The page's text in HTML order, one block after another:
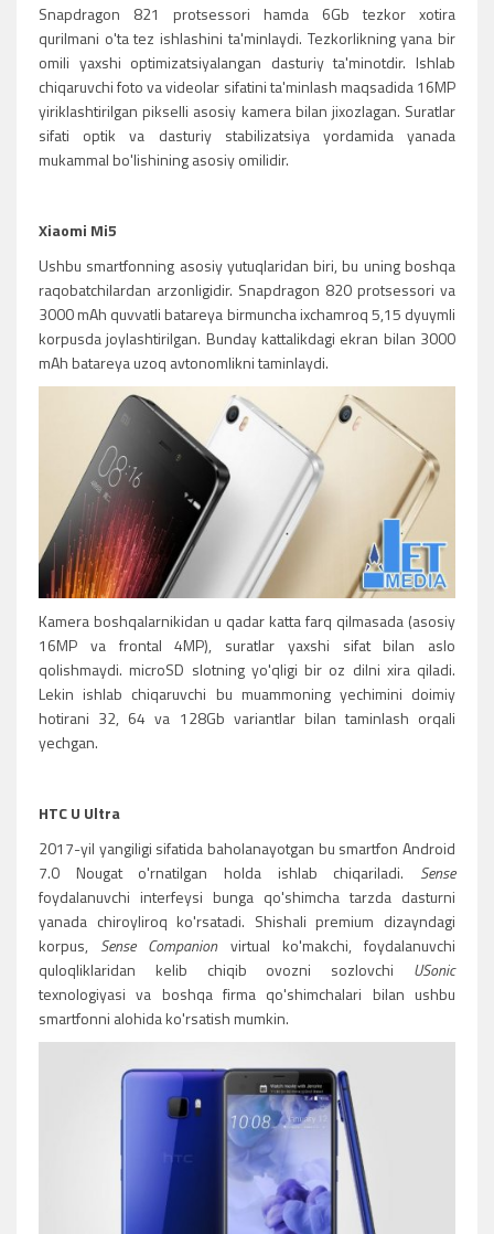
Snapdragon 821 protsessori hamda 6Gb tezkor xotira
qurilmani o'ta tez ishlashini ta'minlaydi. Tezkorlikning yana bir
omili yaxshi optimizatsiyalangan dasturiy ta'minotdir. Ishlab
chiqaruvchi foto va videolar sifatini ta'minlash maqsadida 16MP
yiriklashtirilgan pikselli asosiy kamera bilan jixozlagan. Suratlar
sifati optik va dasturiy stabilizatsiya yordamida yanada
mukammal bo'lishining asosiy omilidir.
Xiaomi Mi5
Ushbu smartfonning asosiy yutuqlaridan biri, bu uning boshqa
raqobatchilardan arzonligidir. Snapdragon 820 protsessori va
3000 mAh quvvatli batareya birmuncha ixchamroq 5,15 dyuymli
korpusda joylashtirilgan. Bunday kattalikdagi ekran bilan 3000
mAh batareya uzoq avtonomlikni taminlaydi.
Kamera boshqalarnikidan u qadar katta farq qilmasada (asosiy
16MP va frontal 4MP), suratlar yaxshi sifat bilan aslo
qolishmaydi. microSD slotning yo'qligi bir oz dilni xira qiladi.
Lekin ishlab chiqaruvchi bu muammoning yechimini doimiy
hotirani 32, 64 va 128Gb variantlar bilan taminlash orqali
yechgan.
HTC U Ultra
2017-yil yangiligi sifatida baholanayotgan bu smartfon Android
7.0 Nougat o'rnatilgan holda ishlab chiqariladi. Sense
foydalanuvchi interfeysi bunga qo'shimcha tarzda dasturni
yanada chiroyliroq ko'rsatadi. Shishali premium dizayndagi
korpus, Sense Companionvirtual ko'makchi, foydalanuvchi
quloqliklaridan kelib chiqib ovozni sozlovchi USonic
texnologiyasi va boshqa firma qo'shimchalari bilan ushbu
smartfonni alohida ko'rsatish mumkin.